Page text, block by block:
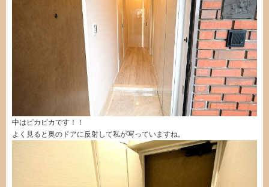
中はピカピカです！！
よく見ると奥のドアに反射して私が写っていますね。